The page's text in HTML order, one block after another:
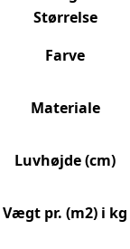
Størrelse
Farve
Materiale
Luvhøjde (cm)
Vægt pr. (m2) i kg